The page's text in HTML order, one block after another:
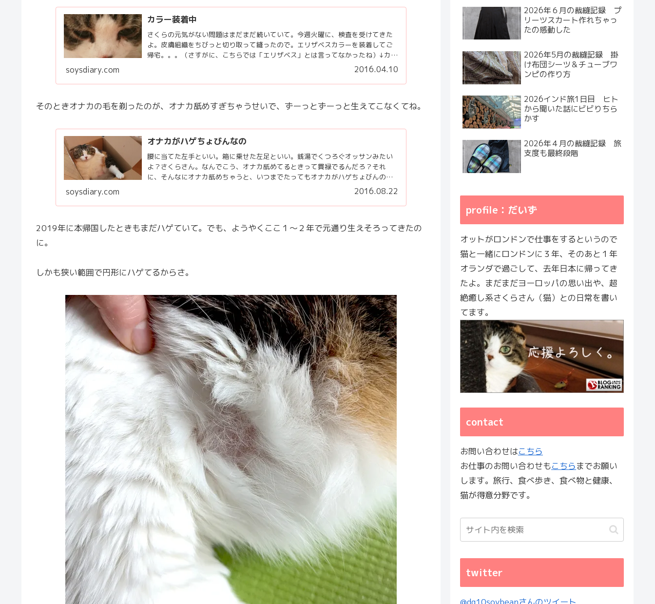
カラー装着中
さくらの元気がない問題はまだまだ続いていて。今週火曜に、検査を受けてきた
よ。皮膚組織をちびっと切り取って縫ったので。エリザベスカラーを装着してご
帰宅。。。（さすがに、こちらでは「エリザベス」とは言ってなかったね）↓カラ
soysdiary.com 2016.04.10
そのときオナカの毛を剃ったのが、オナカ舐めすぎちゃうせいで、ずーっとずーっと生えてこなくてね。
オナカがハゲちょびんなの
腰に当てた左手といい。箱に乗せた左足といい。銭湯でくつろぐオッサンみたい
よ？さくらさん。なんでこう、オナカ舐めてるときって貫禄でるんだろ？それ
に、そんなにオナカ舐めちゃうと、いつまでたってもオナカがハゲちょびんのま
soysdiary.com 2016.08.22
2019年に本帰国したときもまだハゲていて。でも、ようやくここ１～２年で元通り生えそろってきたの
に。
しかも狭い範囲で円形にハゲてるからさ。
2026年６月の裁縫記録 プ
リーツスカート作れちゃっ
たの感動した
2026年5月の裁縫記録 掛
け布団シーツ＆チューブワ
ンピの作り方
2026インド旅1日目 ヒト
から聞いた話にビビりちら
かす
2026年４月の裁縫記録 旅
支度も最終段階
profile：だいず
オットがロンドンで仕事をするというので
猫と一緒にロンドンに３年、そのあと１年
オランダで過ごして、去年日本に帰ってき
たよ。まだまだヨーロッパの思い出や、超
絶癒し系さくらさん（猫）との日常を書い
てます。
contact
お問い合わせはこちら
お仕事のお問い合わせもこちらまでお願い
します。旅行、食べ歩き、食べ物と健康、
猫が得意分野です。
twitter